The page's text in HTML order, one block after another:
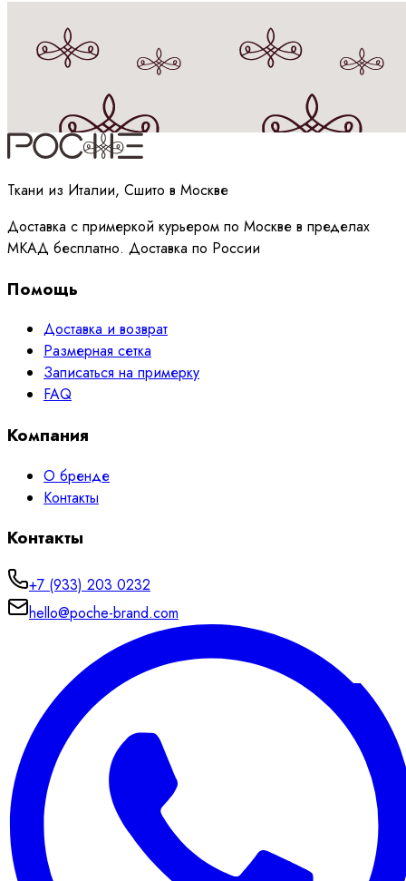
Принимаюполитикуобработки данных
Ткани из Италии, Сшито в Москве
Доставка с примеркой курьером по Москве в пределах
МКАД бесплатно. Доставка по России
Помощь
Доставка и возврат
Размерная сетка
Записаться на примерку
FAQ
Компания
О бренде
Контакты
Контакты
+7 (933) 203 0232
hello@poche-brand.com